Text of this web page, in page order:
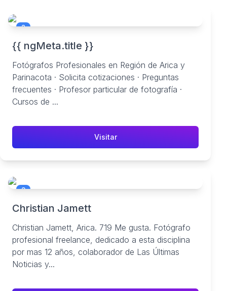
2
{{ ngMeta.title }}
Fotógrafos Profesionales en Región de Arica y
Parinacota · Solicita cotizaciones · Preguntas
frecuentes · Profesor particular de fotografía ·
Cursos de ...
Visitar
3
Christian Jamett
Christian Jamett, Arica. 719 Me gusta. Fotógrafo
profesional freelance, dedicado a esta disciplina
por mas 12 años, colaborador de Las Últimas
Noticias y...